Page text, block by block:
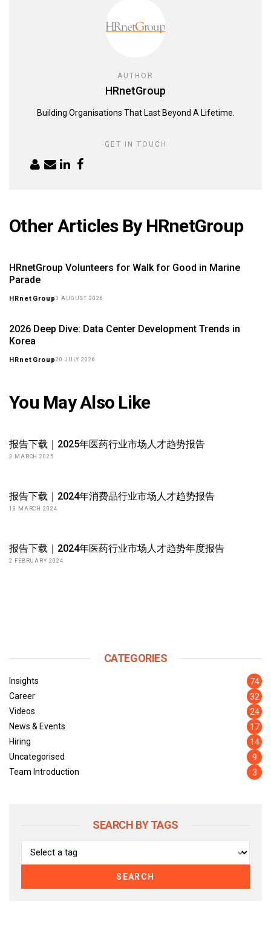
AUTHOR
HRnetGroup
Building Organisations That Last Beyond A Lifetime.
GET IN TOUCH
Other Articles By HRnetGroup
HRnetGroup Volunteers for Walk for Good in Marine
Parade
HRnetGroup 3 AUGUST 2026
2026 Deep Dive: Data Center Development Trends in
Korea
HRnetGroup 20 JULY 2026
You May Also Like
报告下载｜2025年医药行业市场人才趋势报告
3 MARCH 2025
报告下载｜2024年消费品行业市场人才趋势报告
13 MARCH 2024
报告下载｜2024年医药行业市场人才趋势年度报告
2 FEBRUARY 2024
CATEGORIES
Insights
74
Career
32
Videos
24
News & Events
17
Hiring
14
Uncategorised
9
Team Introduction
3
SEARCH BY TAGS
SEARCH